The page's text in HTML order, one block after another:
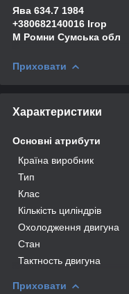
Ява 634.7 1984
+380682140016 Ігор
М Ромни Сумська обл
Приховати
Характеристики
Основні атрибути
Країна виробник
Тип
Клас
Кількість циліндрів
Охолодження двигуна
Стан
Тактность двигуна
Приховати